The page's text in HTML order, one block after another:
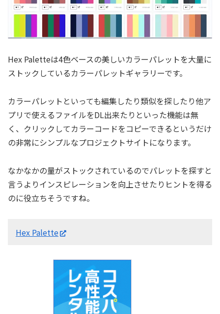
Hex Paletteは4色ベースの美しいカラーパレットを大量に
ストックしているカラーパレットギャラリーです。
カラーパレットといっても編集したり類似を探したり他ア
プリで使えるファイルをDL出来たりといった機能は無
く、クリックしてカラーコードをコピーできるというだけ
の非常にシンプルなプロジェクトサイトになります。
なかなかの量がストックされているのでパレットを探すと
言うよりインスピレーションを向上させたりヒントを得る
のに役立ちそうですね。
Hex Palette